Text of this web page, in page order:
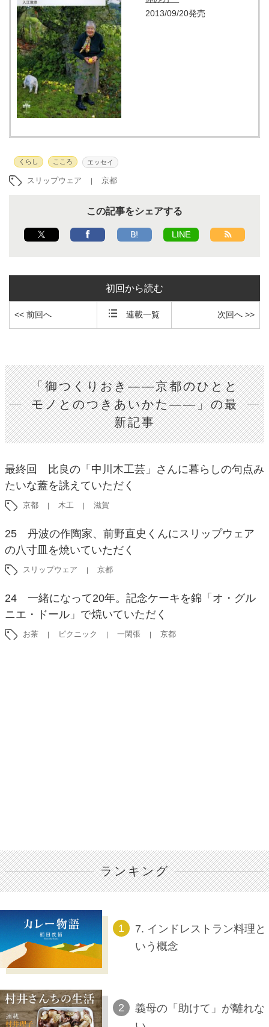
2013/09/20発売
くらし こころ エッセイ
スリップウェア 京都
この記事をシェアする
B! LINE
初回から読む
<< 前回へ 連載一覧 次回へ >>
「御つくりおき――京都のひとと
モノとのつきあいかた――」の最
新記事
最終回 比良の「中川木工芸」さんに暮らしの句点み
たいな蓋を誂えていただく
京都 木工 滋賀
25 丹波の作陶家、前野直史くんにスリップウェア
の八寸皿を焼いていただく
スリップウェア 京都
24 一緒になって20年。記念ケーキを錦「オ・グル
ニエ・ドール」で焼いていただく
お茶 ピクニック 一閑張 京都
ランキング
7. インドレストラン料理と
いう概念
義母の「助けて」が離れな